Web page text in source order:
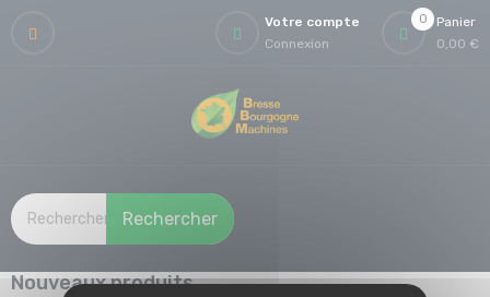
0
Panier
0,00 €
Votre compte
Connexion
Rechercher
Nouveaux produits